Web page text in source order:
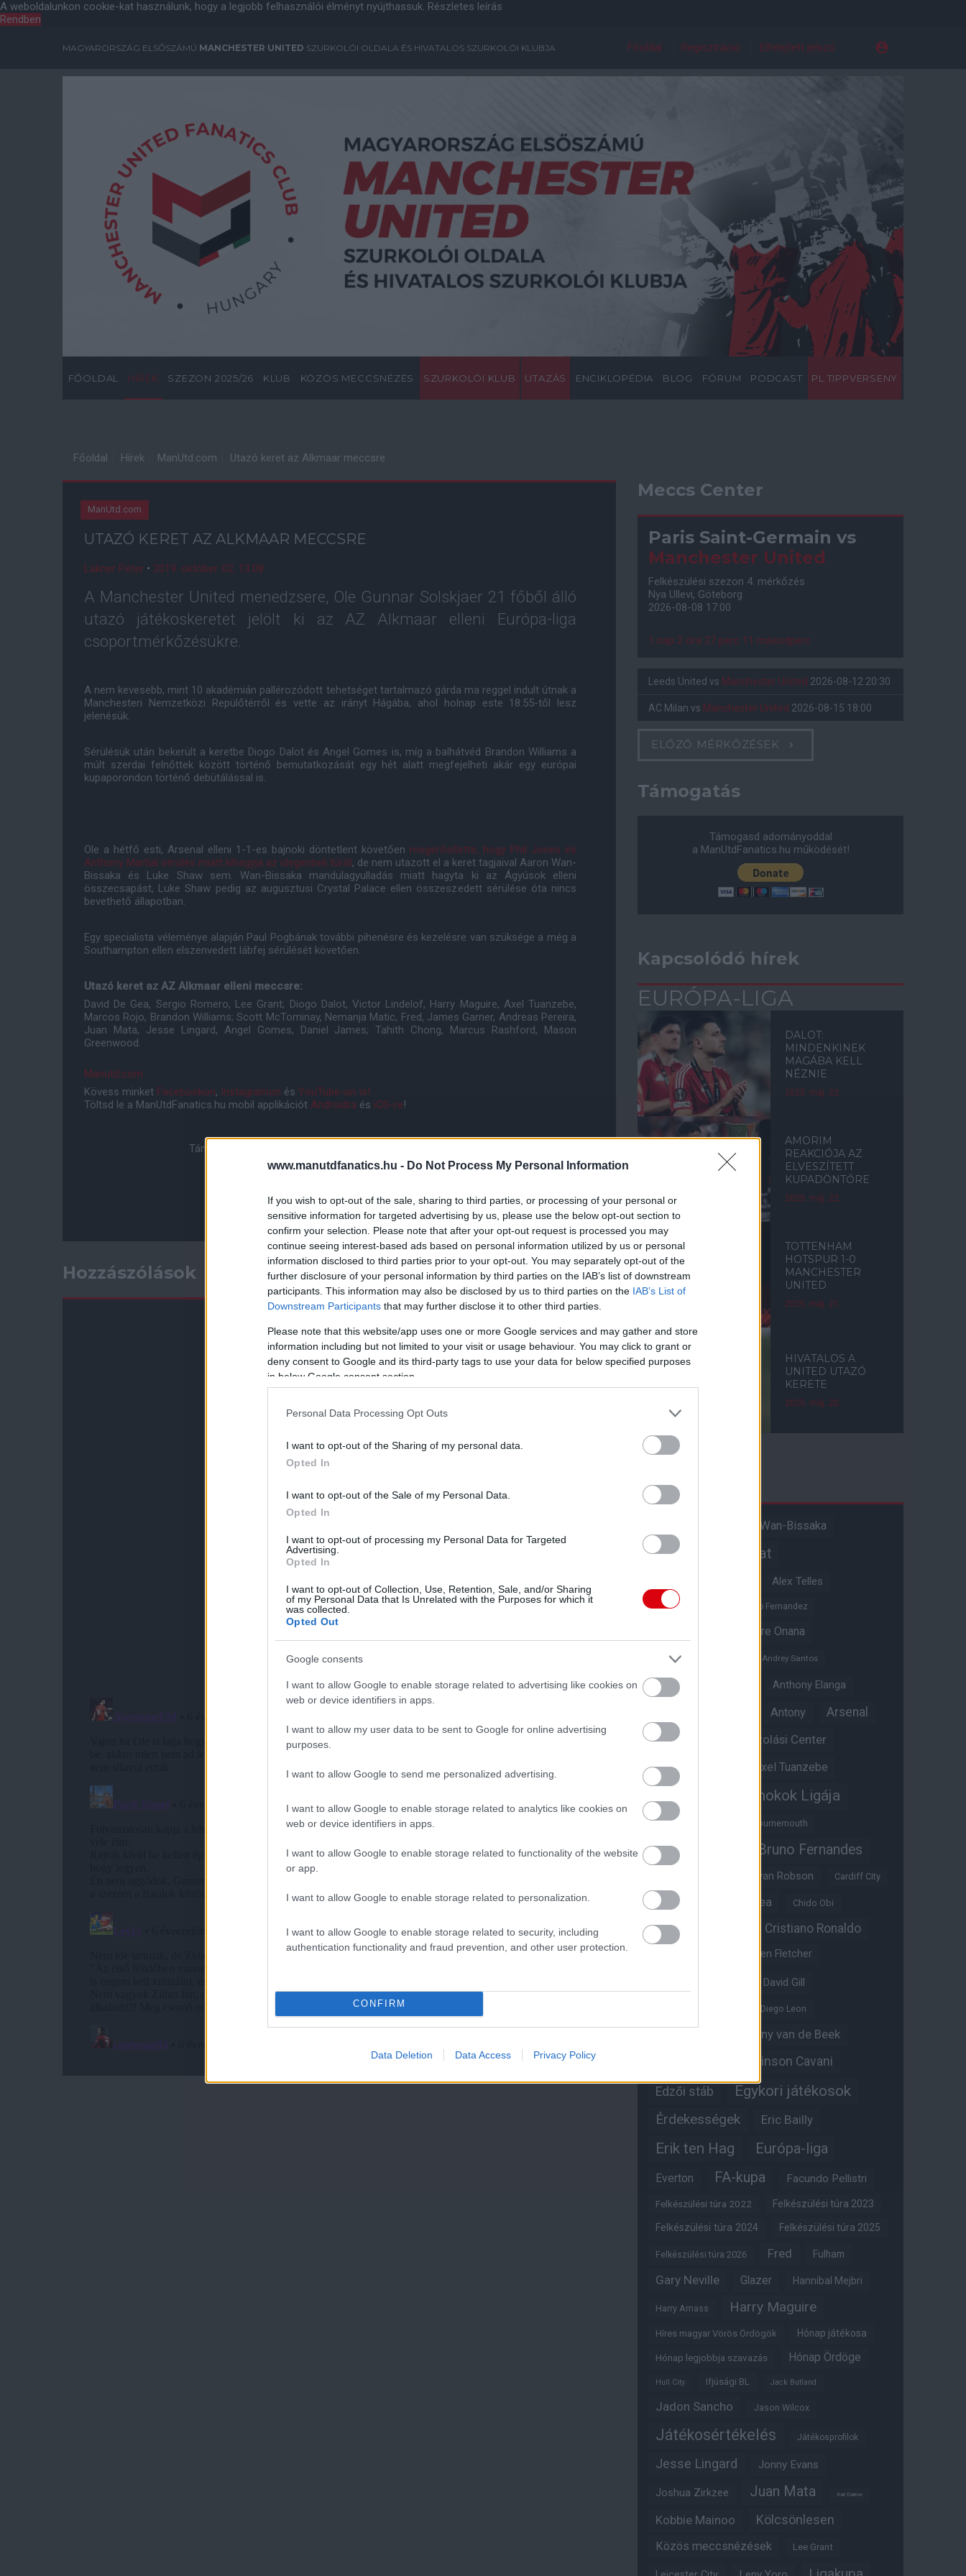
A weboldalunkon cookie-kat használunk, hogy a legjobb felhasználói élményt nyújthassuk. Részletes leírás
Rendben
www.manutdfanatics.hu - Do Not Process My Personal Information
If you wish to opt-out of the sale, sharing to third parties, or processing of your personal or
sensitive information for targeted advertising by us, please use the below opt-out section to
confirm your selection. Please note that after your opt-out request is processed you may
continue seeing interest-based ads based on personal information utilized by us or personal
information disclosed to third parties prior to your opt-out. You may separately opt-out of the
further disclosure of your personal information by third parties on the IAB’s list of downstream
participants. This information may also be disclosed by us to third parties on the IAB’s List of
Downstream Participants that may further disclose it to other third parties.
Please note that this website/app uses one or more Google services and may gather and store
information including but not limited to your visit or usage behaviour. You may click to grant or
deny consent to Google and its third-party tags to use your data for below specified purposes
in below Google consent section.
Personal Data Processing Opt Outs
I want to opt-out of the Sharing of my personal data.
Opted In
I want to opt-out of the Sale of my Personal Data.
Opted In
I want to opt-out of processing my Personal Data for Targeted
Advertising.
Opted In
I want to opt-out of Collection, Use, Retention, Sale, and/or Sharing
of my Personal Data that Is Unrelated with the Purposes for which it
was collected.
Opted Out
Google consents
I want to allow Google to enable storage related to advertising like cookies on
web or device identifiers in apps.
I want to allow my user data to be sent to Google for online advertising
purposes.
I want to allow Google to send me personalized advertising.
I want to allow Google to enable storage related to analytics like cookies on
web or device identifiers in apps.
I want to allow Google to enable storage related to functionality of the website
or app.
I want to allow Google to enable storage related to personalization.
I want to allow Google to enable storage related to security, including
authentication functionality and fraud prevention, and other user protection.
CONFIRM
Data Deletion Data Access Privacy Policy
MAGYARORSZÁG ELSŐSZÁMÚ MANCHESTER UNITED SZURKOLÓI OLDALA ÉS HIVATALOS SZURKOLÓI KLUBJA Főoldal Regisztráció Elfelejtett jelszó
FŐOLDAL HÍREK SZEZON 2025/26 KLUB KÖZÖS MECCSNÉZÉS SZURKOLÓI KLUB UTAZÁS ENCIKLOPÉDIA BLOG FÓRUM PODCAST PL TIPPVERSENY
Főoldal Hírek ManUtd.com Utazó keret az Alkmaar meccsre
ManUtd.com
UTAZÓ KERET AZ ALKMAAR MECCSRE
Lakner Péter • 2019. október. 02. 13:08
A Manchester United menedzsere, Ole Gunnar Solskjaer 21 főből álló
utazó játékoskeretet jelölt ki az AZ Alkmaar elleni Európa-liga
csoportmérkőzésükre.
A nem kevesebb, mint 10 akadémián pallérozódott tehetséget tartalmazó gárda ma reggel indult útnak a
Manchesteri Nemzetközi Repülőtérről és vette az irányt Hágába, ahol holnap este 18:55-től lesz
jelenésük.
Sérülésük után bekerült a keretbe Diogo Dalot és Angel Gomes is, míg a balhátvéd Brandon Williams a
múlt szerdai felnőttek között történő bemutatkozását egy hét alatt megfejelheti akár egy európai
kupaporondon történő debütálással is.
Ole a hétfő esti, Arsenal elleni 1-1-es bajnoki döntetlent követően megerősítette, hogy Phil Jones és
Anthony Martial sérülés miatt kihagyja az idegenbeli túrát, de nem utazott el a keret tagjaival Aaron Wan-
Bissaka és Luke Shaw sem. Wan-Bissaka mandulagyulladás miatt hagyta ki az Ágyúsok elleni
összecsapást, Luke Shaw pedig az augusztusi Crystal Palace ellen összeszedett sérülése óta nincs
bevethető állapotban.
Egy specialista véleménye alapján Paul Pogbának további pihenésre és kezelésre van szüksége a még a
Southampton ellen elszenvedett lábfej sérülését követően.
Utazó keret az AZ Alkmaar elleni meccsre:
David De Gea, Sergio Romero, Lee Grant; Diogo Dalot, Victor Lindelof, Harry Maguire, Axel Tuanzebe,
Marcos Rojo, Brandon Williams; Scott McTominay, Nemanja Matic, Fred, James Garner, Andreas Pereira,
Juan Mata, Jesse Lingard, Angel Gomes, Daniel James; Tahith Chong, Marcus Rashford, Mason
Greenwood.
Manutd.com
Kövess minket Facebookon, Instagramon és YouTube-on is!
Töltsd le a ManUtdFanatics.hu mobil applikációt Androidra és iOS-re!
Támogasd adományoddal a ManUtdFanatics.hu működését!
Hozzászólások
Meccs Center
Paris Saint-Germain vs
Manchester United
Felkészülési szezon 4. mérkőzés
Nya Ullevi, Göteborg
2026-08-08 17:00
1 nap 2 óra 27 perc 10 másodperc
Leeds United vs Manchester United 2026-08-12 20:30
AC Milan vs Manchester United 2026-08-15 18:00
ELŐZŐ MÉRKŐZÉSEK
Támogatás
Támogasd adományoddal
a ManUtdFanatics.hu működését!
Kapcsolódó hírek
EURÓPA-LIGA
DALOT:
MINDENKINEK
MAGÁBA KELL
NÉZNIE
2025. máj. 22.
AMORIM
REAKCIÓJA AZ
ELVESZÍTETT
KUPADÖNTŐRE
2025. máj. 22.
TOTTENHAM
HOTSPUR 1-0
MANCHESTER
UNITED
2025. máj. 21.
HIVATALOS A
UNITED UTAZÓ
KERETE
2025. máj. 20.
Aaron Wan-Bissaka
Akadémiai csapat
Alex Telles
Altay Bayindir Alvaro Fernandez
Andre Onana
Andreas Pereira
Andrey Santos
Angol válogatott Anthony Elanga
Antony Arsenal
Aston Villa Átigazolási Center
Átigazolások Axel Tuanzebe
Bajnokok Ligája
Benjamin Sesko Bournemouth
Brandon Williams Bruno Fernandes
Bryan Robson Cardiff City
Casemiro Chelsea Chido Obi
Christian Eriksen Cristiano Ronaldo
Darren Fletcher
David Gill
Diego Leon
Donny van de Beek
Edinson Cavani
Edzői stáb Egykori játékosok
Érdekességek Eric Bailly
Erik ten Hag Európa-liga
Everton FA-kupa Facundo Pellistri
Felkészülési túra 2022 Felkészülési túra 2023
Felkészülési túra 2024 Felkészülési túra 2025
Felkészülési túra 2026 Fred Fulham
Gary Neville Glazer Hannibal Mejbri
Harry Amass Harry Maguire
Híres magyar Vörös Ördögök Hónap játékosa
Hónap legjobbja szavazás Hónap Ördöge
Hull City Ifjúsági BL Jack Butland
Jadon Sancho Jason Wilcox
Játékosértékelés Játékosprofilok
Jesse Lingard Jonny Evans
Joshua Zirkzee Juan Mata Karl Darlow
Kobbie Mainoo Kölcsönlesen
Közös meccsnézések Lee Grant